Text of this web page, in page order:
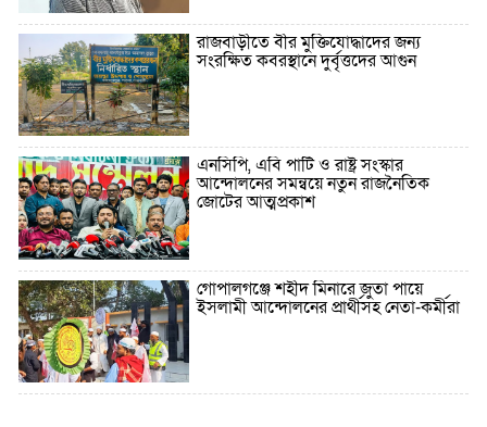
রাজবাড়ীতে বীর মুক্তিযোদ্ধাদের জন্য
সংরক্ষিত কবরস্থানে দুর্বৃত্তদের আগুন
এনসিপি, এবি পার্টি ও রাষ্ট্র সংস্কার
আন্দোলনের সমন্বয়ে নতুন রাজনৈতিক
জোটের আত্মপ্রকাশ
গোপালগঞ্জে শহীদ মিনারে জুতা পায়ে
ইসলামী আন্দোলনের প্রার্থীসহ নেতা-কর্মীরা